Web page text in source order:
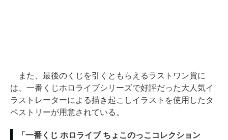
また、最後のくじを引くともらえるラストワン賞に
は、一番くじホロライブシリーズで好評だった大人気イ
ラストレーターによる描き起こしイラストを使用したタ
ペストリーが用意されている。
「一番くじ ホロライブ ちょこのっこコレクション